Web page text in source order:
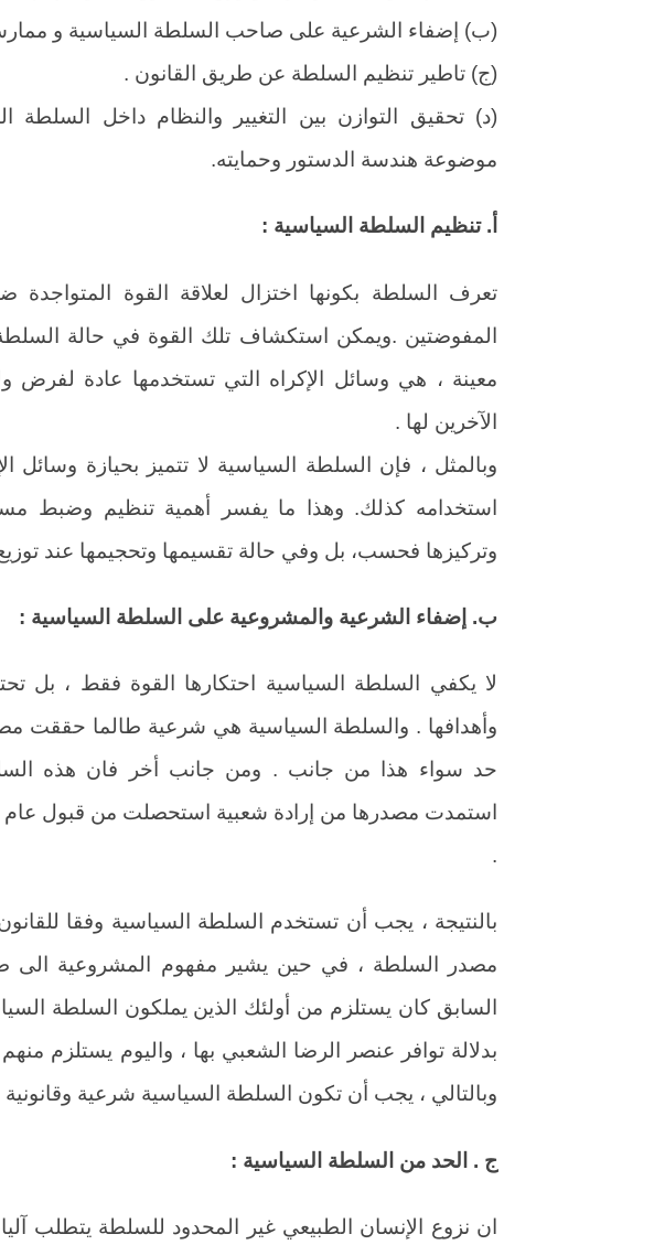
(ب) إضفاء الشرعية على صاحب السلطة السياسية و
(ج) تاطير تنظيم السلطة عن طريق القانون .
(د) تحقيق التوازن بين التغيير والنظام داخل السلطة
موضوعة هندسة الدستور وحمايته.
أ. تنظيم السلطة السياسية :
تعرف السلطة بكونها اختزال لعلاقة القوة المتواجدة
المفوضتين .ويمكن استكشاف تلك القوة في حالة
معينة ، هي وسائل الإكراه التي تستخدمها عادة لفرض
الآخرين لها .
وبالمثل ، فإن السلطة السياسية لا تتميز بحيازة وسائل
استخدامه كذلك. وهذا ما يفسر أهمية تنظيم وضبط
وتركيزها فحسب، بل وفي حالة تقسيمها وتحجيمها عند توزيع
ب. إضفاء الشرعية والمشروعية على السلطة السياسية :
لا يكفي السلطة السياسية احتكارها القوة فقط ، بل
وأهدافها . والسلطة السياسية هي شرعية طالما حققت
حد سواء هذا من جانب . ومن جانب أخر فان هذه
استمدت مصدرها من إرادة شعبية استحصلت من قبول عام
.
بالنتيجة ، يجب أن تستخدم السلطة السياسية وفقا
مصدر السلطة ، في حين يشير مفهوم المشروعية الى
السابق كان يستلزم من أولئك الذين يملكون السلطة
بدلالة توافر عنصر الرضا الشعبي بها ، واليوم يستلزم
وبالتالي ، يجب أن تكون السلطة السياسية شرعية
ج . الحد من السلطة السياسية :
ان نزوع الإنسان الطبيعي غير المحدود للسلطة يتطلب